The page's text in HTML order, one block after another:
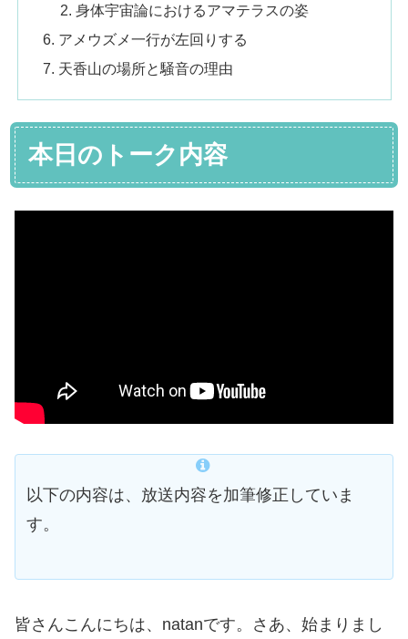
身体宇宙論におけるアマテラスの姿
アメウズメ一行が左回りする
天香山の場所と騒音の理由
本日のトーク内容
以下の内容は、放送内容を加筆修正していま
す。
皆さんこんにちは、natanです。さあ、始まりまし